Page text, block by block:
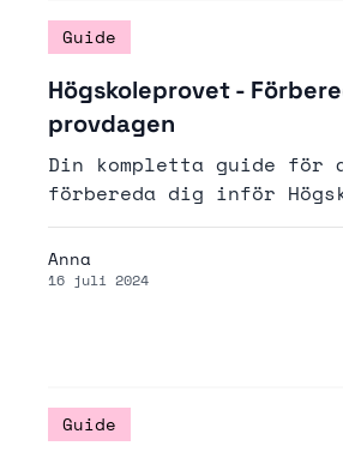
Guide
Högskoleprovet -
provdagen
Din kompletta guide för
förbereda dig inför
Här får du praktiska
legitimation, schema och
samt mentala strategier
Anna
16 juli 2024
Guide